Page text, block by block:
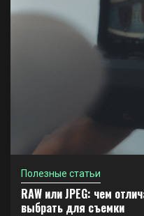
Полезные статьи
RAW или JPEG: чем
выбрать для съемки